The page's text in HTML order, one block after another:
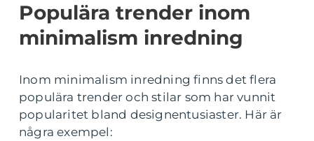
Populära trender inom
minimalism inredning
Inom minimalism inredning finns det flera
populära trender och stilar som har vunnit
popularitet bland designentusiaster. Här är
några exempel: